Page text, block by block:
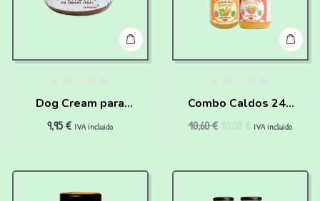
Dog Cream para
perros
9,95€ IVA incluido
Combo Caldos 240
10,60€ IVA incluido